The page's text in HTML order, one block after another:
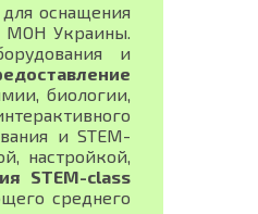
оснащения
МОН Украины.
и
биологии,
и STEM-
настройкой,
STEM-class
среднего